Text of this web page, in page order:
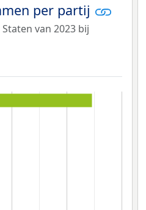
per partij
van 2023 bij